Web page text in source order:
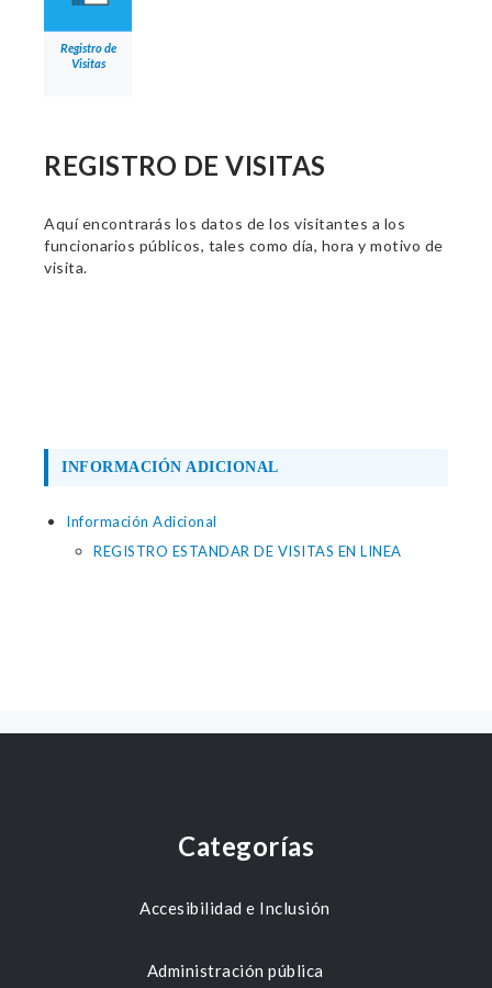
Registro de
Visitas
REGISTRO DE VISITAS
Aquí encontrarás los datos de los visitantes a los
funcionarios públicos, tales como día, hora y motivo de
visita.
INFORMACIÓN ADICIONAL
Información Adicional
REGISTRO ESTANDAR DE VISITAS EN LINEA
Categorías
Accesibilidad e Inclusión
Administración pública